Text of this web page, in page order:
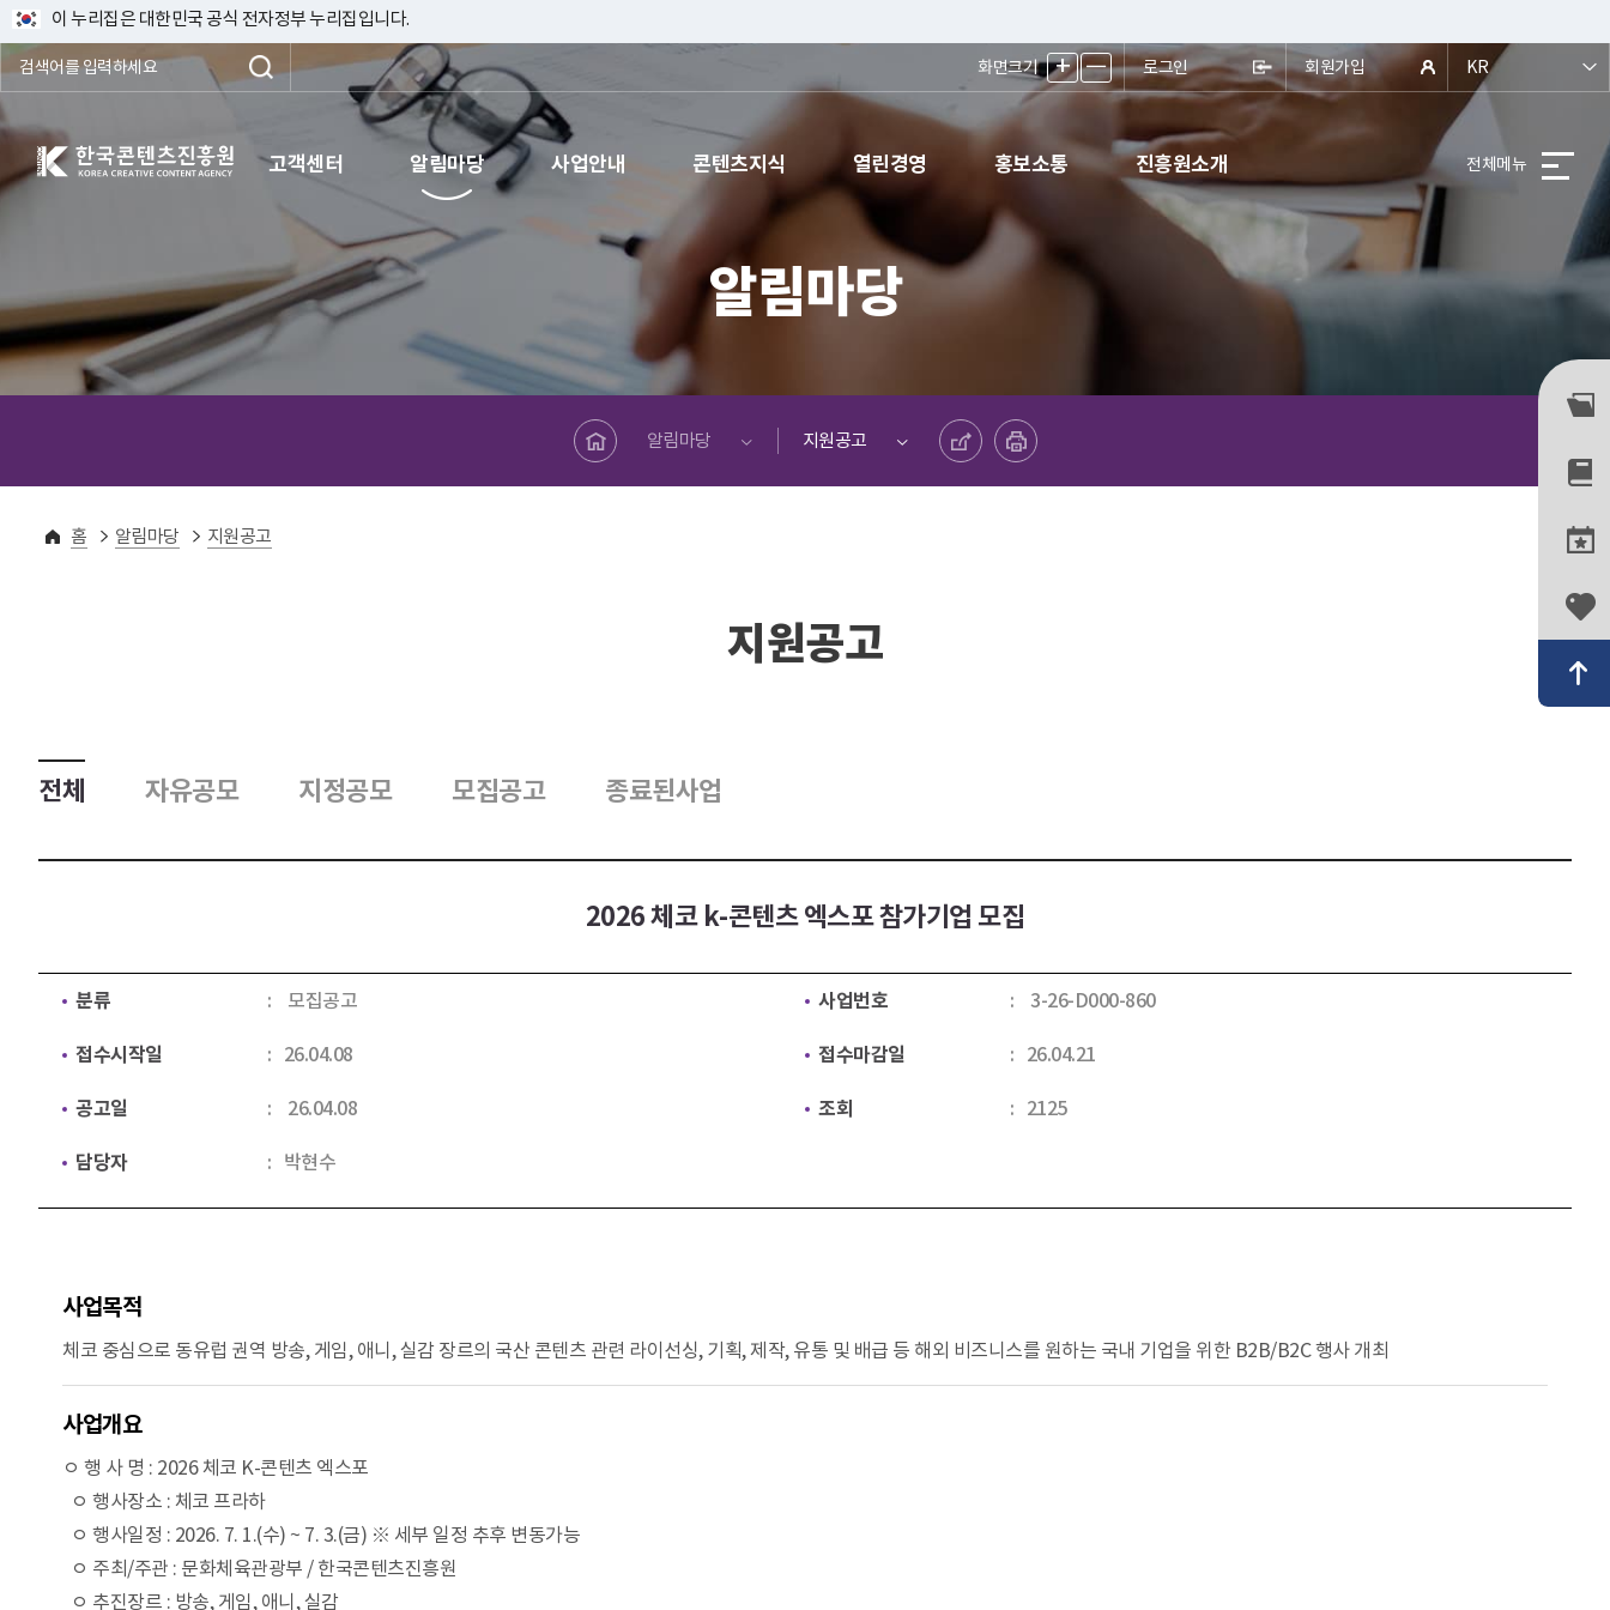
이 누리집은 대한민국 공식 전자정부 누리집입니다.
화면크기 + ㅡ 로그인 회원가입 KR
한국콘텐츠진흥원 KOREA CREATIVE CONTENT AGENCY 고객센터 알림마당 사업안내 콘텐츠지식 열린경영 홍보소통 진흥원소개 전체메뉴
알림마당
메인페이지로 바로가기
알림마당
지원공고
공유하기 프린트하기
홈 알림마당 지원공고
지원공고
전체 자유공모 지정공모 모집공고 종료된사업
2026 체코 k-콘텐츠 엑스포 참가기업 모집
분류 모집공고 사업번호 3-26-D000-860
접수시작일 26.04.08 접수마감일 26.04.21
공고일 26.04.08 조회 2125
담당자 박현수
사업목적
체코 중심으로 동유럽 권역 방송, 게임, 애니, 실감 장르의 국산 콘텐츠 관련 라이선싱, 기획, 제작, 유통 및 배급 등 해외 비즈니스를 원하는 국내 기업을 위한 B2B/B2C 행사 개최
사업개요
ㅇ 행 사 명 : 2026 체코 K-콘텐츠 엑스포
ㅇ 행사장소 : 체코 프라하
ㅇ 행사일정 : 2026. 7. 1.(수) ~ 7. 3.(금) ※ 세부 일정 추후 변동가능
ㅇ 주최/주관 : 문화체육관광부 / 한국콘텐츠진흥원
ㅇ 추진장르 : 방송, 게임, 애니, 실감